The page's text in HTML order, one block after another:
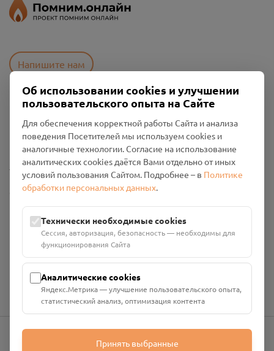
Напишите нам
Политика конфиденциальности
Промо-материалы
Настройки cookies
Общество с ограниченной ответственностью «Смоленский
Проект Помним»
ИНН: 6700029207 ОГРН: 1256700001986
Юридический адрес: 216790, Смоленская область, р-н
Руднянский, г. Рудня, улица Западная, д. 26А, пом. 18
Номер счёта: 40702810901130004287 в АО "АЛЬФА-БАНК"
Об использовании cookies и улучшении
пользовательского опыта на Сайте
Для обеспечения корректной работы Сайта и анализа
поведения Посетителей мы используем cookies и
аналогичные технологии. Согласие на использование
аналитических cookies даётся Вами отдельно от иных
условий пользования Сайтом. Подробнее – в Политике
обработки персональных данных.
Технически необходимые cookies
Сессия, авторизация, безопасность — необходимы для
функционирования Сайта
Аналитические cookies
Яндекс.Метрика — улучшение пользовательского опыта,
статистический анализ, оптимизация контента
Принять выбранные